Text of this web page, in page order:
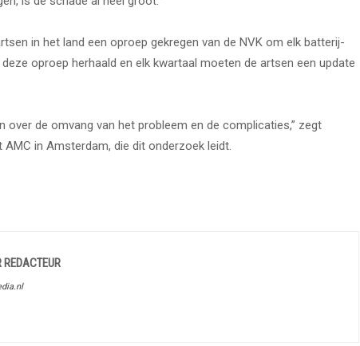
in het land een oproep gekregen van de NVK om elk batterij-
oproep herhaald en elk kwartaal moeten de artsen een update
over de omvang van het probleem en de complicaties,” zegt
in Amsterdam, die dit onderzoek leidt.